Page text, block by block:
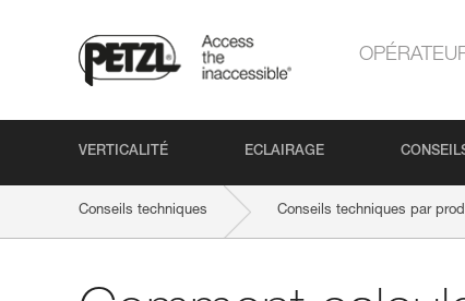
VERTICALITÉ ECLAIRAGE
Conseils techniques Conseils techniques par